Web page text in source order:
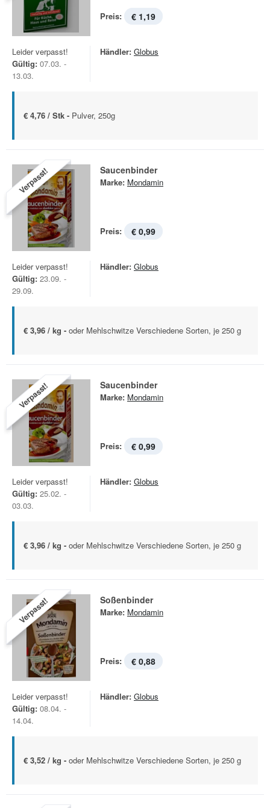
Preis: € 1,19
Leider verpasst!
Gültig: 07.03. -
13.03.
Händler: Globus
€ 4,76 / Stk - Pulver, 250g
Verpasst! Saucenbinder
Marke: Mondamin
Preis: € 0,99
Leider verpasst!
Gültig: 23.09. -
29.09.
Händler: Globus
€ 3,96 / kg - oder Mehlschwitze Verschiedene Sorten, je 250 g
Verpasst! Saucenbinder
Marke: Mondamin
Preis: € 0,99
Leider verpasst!
Gültig: 25.02. -
03.03.
Händler: Globus
€ 3,96 / kg - oder Mehlschwitze Verschiedene Sorten, je 250 g
Verpasst! Soßenbinder
Marke: Mondamin
Preis: € 0,88
Leider verpasst!
Gültig: 08.04. -
14.04.
Händler: Globus
€ 3,52 / kg - oder Mehlschwitze Verschiedene Sorten, je 250 g